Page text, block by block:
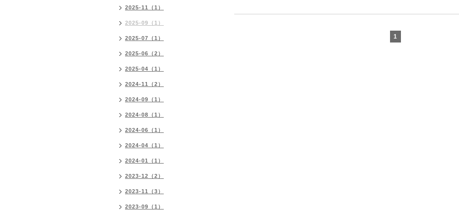
1
2025-11（1）
2025-09（1）
2025-07（1）
2025-06（2）
2025-04（1）
2024-11（2）
2024-09（1）
2024-08（1）
2024-06（1）
2024-04（1）
2024-01（1）
2023-12（2）
2023-11（3）
2023-09（1）